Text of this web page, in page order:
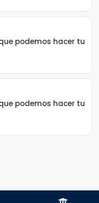
podemos hacer tu
podemos hacer tu